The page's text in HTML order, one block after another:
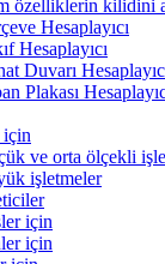
özelliklerin kilidini
Hesaplayıcı
Hesaplayıcı
Duvarı
Plakası
için
ve orta ölçekli
işletmeler
için
için